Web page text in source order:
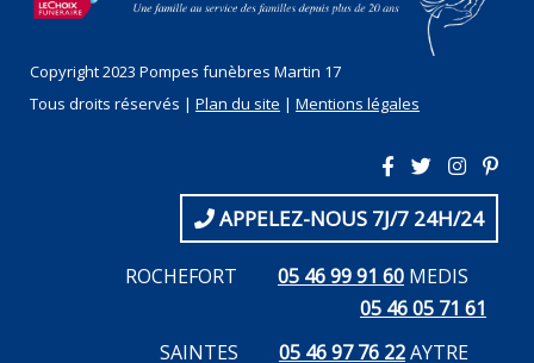
Copyright 2023 Pompes funèbres Martin 17
Tous droits réservés | Plan du site | Mentions légales
APPELEZ-NOUS 7J/7 24H/24
ROCHEFORT 05 46 99 91 60 MEDIS
05 46 05 71 61
SAINTES
05 46 97 76 22AYTRE